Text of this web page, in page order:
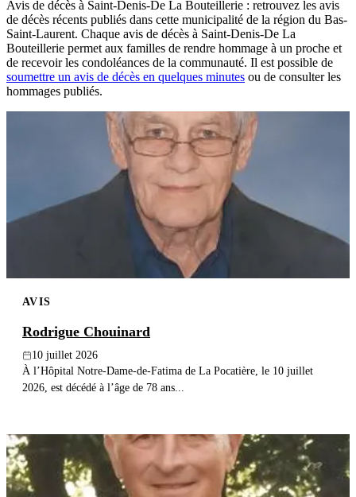
Par ville
Maisons funéraires
Éternea
Blog
Publier un avis
Avis de décès à Saint-Denis-De La Bouteillerie : retrouvez les avis
de décès récents publiés dans cette municipalité de la région du Bas-
Saint-Laurent. Chaque avis de décès à Saint-Denis-De La
Bouteillerie permet aux familles de rendre hommage à un proche et
de recevoir les condoléances de la communauté. Il est possible de
soumettre un avis de décès en quelques minutes ou de consulter les
hommages publiés.
AVIS
Rodrigue Chouinard
10 juillet 2026
À l’Hôpital Notre-Dame-de-Fatima de La Pocatière, le 10 juillet
2026, est décédé à l’âge de 78 ans...